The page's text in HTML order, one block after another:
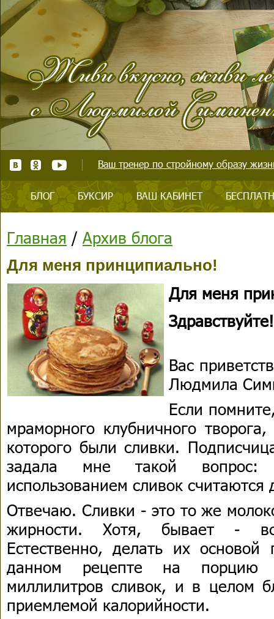
Ваш тренер по стройному образу
БЛОГ БУКСИР ВАШ КАБИНЕТ
Главная / Архив блога
Для меня принципиально!
Для меня
Здравствуйте!
Вас
Людмила
Если
мраморного клубничного
которого были сливки.
задала мне такой
использованием сливок считаются
Отвечаю. Сливки - это то же
жирности. Хотя, бывает -
Естественно, делать их
данном рецепте на порцию
миллилитров сливок, и в целом
приемлемой калорийности.